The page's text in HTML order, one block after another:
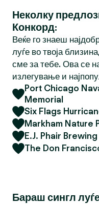
Неколку
Конкорд:
Веќе го знаеш
луѓе во твоја
сме за тебе. Ова се
излегување и
Port Chicago
Memorial
Six Flags
Markham Nature
E.J. Phair
The Don
Бараш сингл